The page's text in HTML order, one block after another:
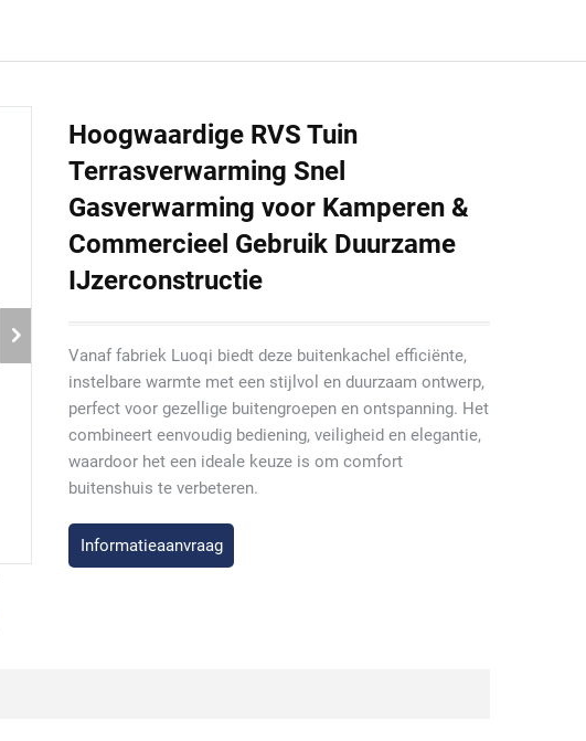
Hoogwaardige RVS Tuin
Terrasverwarming Snel
Gasverwarming voor Kamperen &
Commercieel Gebruik Duurzame
IJzerconstructie
Vanaf fabriek Luoqi biedt deze buitenkachel efficiënte,
instelbare warmte met een stijlvol en duurzaam ontwerp,
perfect voor gezellige buitengroepen en ontspanning. Het
combineert eenvoudig bediening, veiligheid en elegantie,
waardoor het een ideale keuze is om comfort
buitenshuis te verbeteren.
Informatieaanvraag